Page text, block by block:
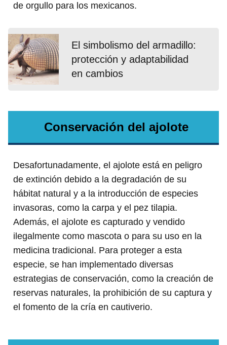
de orgullo para los mexicanos.
El simbolismo del armadillo:
protección y adaptabilidad
en cambios
Conservación del ajolote
Desafortunadamente, el ajolote está en peligro
de extinción debido a la degradación de su
hábitat natural y a la introducción de especies
invasoras, como la carpa y el pez tilapia.
Además, el ajolote es capturado y vendido
ilegalmente como mascota o para su uso en la
medicina tradicional. Para proteger a esta
especie, se han implementado diversas
estrategias de conservación, como la creación de
reservas naturales, la prohibición de su captura y
el fomento de la cría en cautiverio.